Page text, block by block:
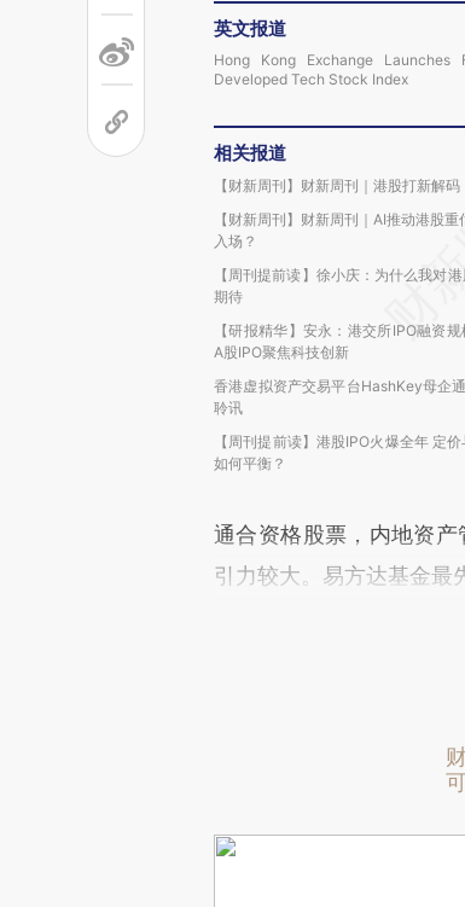
英文报道
Hong Kong Exchange Launches
Developed Tech Stock Index
相关报道
【财新周刊】财新周刊｜港股打新解码
【财新周刊】财新周刊｜AI推动港股
入场？
【周刊提前读】徐小庆：为什么我对
期待
【研报精华】安永：港交所IPO融资
A股IPO聚焦科技创新
香港虚拟资产交易平台HashKey母企
聆讯
【周刊提前读】港股IPO火爆全年 定
如何平衡？
通合资格股票，内地资
引力较大。易方达基金最